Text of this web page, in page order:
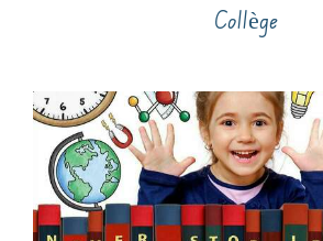
Collège